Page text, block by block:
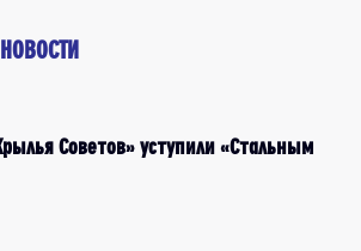
Советов» уступили «Стальным